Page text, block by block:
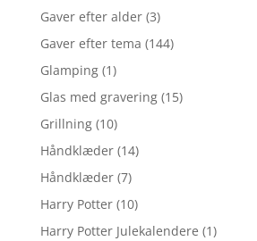
Gaver efter alder (3)
Gaver efter tema (144)
Glamping (1)
Glas med gravering (15)
Grillning (10)
Håndklæder (14)
Håndklæder (7)
Harry Potter (10)
Harry Potter Julekalendere (1)